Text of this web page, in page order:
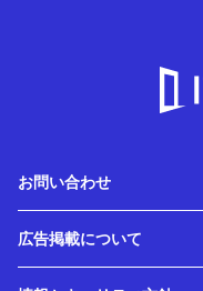
お問い合わせ
広告掲載について